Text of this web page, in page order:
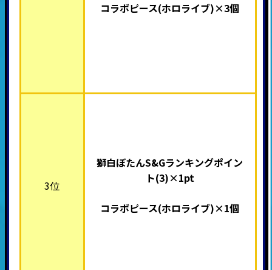
コラボピース(ホロライブ)×3個
3位
獅白ぼたんS&Gランキングポイン
ト(3)×1pt
コラボピース(ホロライブ)×1個